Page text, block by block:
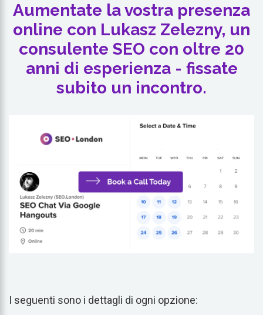
Aumentate la vostra presenza
online con Lukasz Zelezny, un
consulente SEO con oltre 20
anni di esperienza - fissate
subito un incontro.
I seguenti sono i dettagli di ogni opzione: